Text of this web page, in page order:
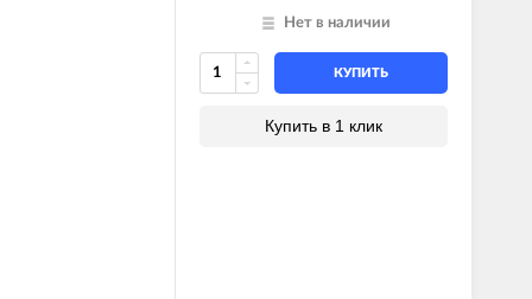
Нет в наличии
КУПИТЬ
Купить в 1 клик